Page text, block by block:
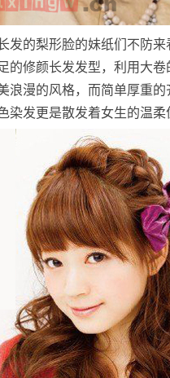
发的梨形脸的妹纸们不防来
的修颜长发发型，利用大卷
浪漫的风格，而简单厚重
染发更是散发着女生的温柔